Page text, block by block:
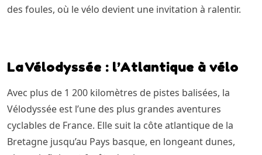
des foules, où le vélo devient une invitation à ralentir.
La Vélodyssée : l’Atlantique à vélo
Avec plus de 1 200 kilomètres de pistes balisées, la
Vélodyssée est l’une des plus grandes aventures
cyclables de France. Elle suit la côte atlantique de la
Bretagne jusqu’au Pays basque, en longeant dunes,